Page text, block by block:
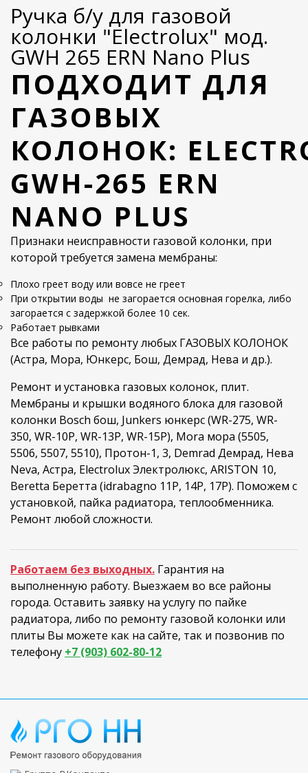
Ручка б/у для газовой
колонки "Electrolux" мод.
GWH 265 ERN Nano Plus
ПОДХОДИТ ДЛЯ
ГАЗОВЫХ
КОЛОНОК:
GWH-265 ERN
NANO PLUS
Признаки неисправности газовой колонки, при
которой требуется замена мембраны:
Плохо греет воду или вовсе не греет
При открытии воды не загорается основная горелка, либо
загорается с задержкой более 10 сек.
Работает рывками
Все работы по ремонту любых ГАЗОВЫХ КОЛОНОК
(Астра, Мора, Юнкерс, Бош, Демрад, Нева и др.).
Ремонт и установка газовых колонок, плит.
Мембраны и крышки водяного блока для газовой
колонки Bosch бош, Junkers юнкерс (WR-275, WR-
350, WR-10P, WR-13P, WR-15P), Mora мора (5505,
5506, 5507, 5510), Протон-1, 3, Demrad Демрад, Нева
Neva, Астра, Electrolux Электролюкс, ARISTON 10,
Beretta Беретта (idrabagno 11P, 14P, 17P). Поможем с
установкой, пайка радиатора, теплообменника.
Ремонт любой сложности.
Работаем без выходных. Гарантия на
выполненную работу. Выезжаем во все районы
города. Оставить заявку на услугу по пайке
радиатора, либо по ремонту газовой колонки или
плиты Вы можете как на сайте, так и позвонив по
телефону +7 (903) 602-80-12